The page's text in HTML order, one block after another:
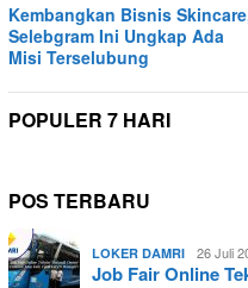
Kembangkan Bisnis
Selebgram Ini Ungkap Ada
Misi Terselubung
POPULER 7 HARI
POS TERBARU
LOKER DAMRI 26 Juli
Job Fair Online